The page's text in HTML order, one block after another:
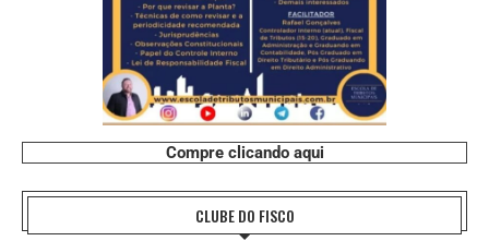
Compre clicando aqui
CLUBE DO FISCO